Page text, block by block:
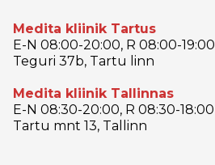
Medita kliinik Tartus
E-N 08:00-20:00, R 08:00-19:00
Teguri 37b, Tartu linn
Medita kliinik Tallinnas
E-N 08:30-20:00, R 08:30-18:00
Tartu mnt 13, Tallinn